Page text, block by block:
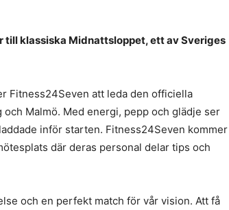
till klassiska Midnattsloppet, ett av Sveriges
Fitness24Seven att leda den officiella
Malmö. Med energi, pepp och glädje ser
inför starten. Fitness24Seven kommer
där deras personal delar tips och
och en perfekt match för vår vision. Att få